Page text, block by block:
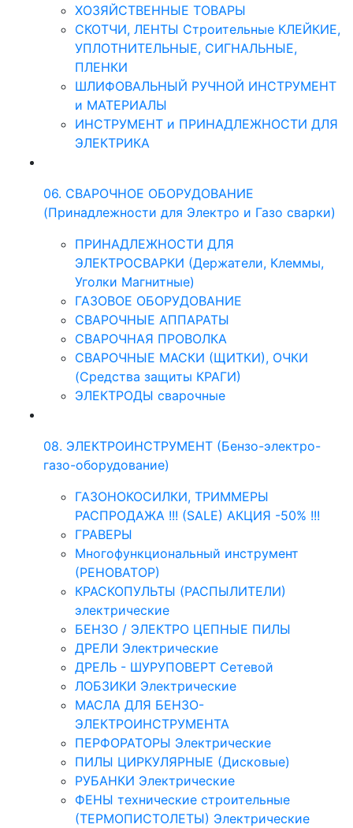
ХОЗЯЙСТВЕННЫЕ ТОВАРЫ
СКОТЧИ, ЛЕНТЫ Строительные КЛЕЙКИЕ,
УПЛОТНИТЕЛЬНЫЕ, СИГНАЛЬНЫЕ,
ПЛЕНКИ
ШЛИФОВАЛЬНЫЙ РУЧНОЙ ИНСТРУМЕНТ
и МАТЕРИАЛЫ
ИНСТРУМЕНТ и ПРИНАДЛЕЖНОСТИ ДЛЯ
ЭЛЕКТРИКА
06. СВАРОЧНОЕ ОБОРУДОВАНИЕ
(Принадлежности для Электро и Газо сварки)
ПРИНАДЛЕЖНОСТИ ДЛЯ
ЭЛЕКТРОСВАРКИ (Держатели, Клеммы,
Уголки Магнитные)
ГАЗОВОЕ ОБОРУДОВАНИЕ
СВАРОЧНЫЕ АППАРАТЫ
СВАРОЧНАЯ ПРОВОЛКА
СВАРОЧНЫЕ МАСКИ (ЩИТКИ), ОЧКИ
(Средства защиты КРАГИ)
ЭЛЕКТРОДЫ сварочные
08. ЭЛЕКТРОИНСТРУМЕНТ (Бензо-электро-
газо-оборудование)
ГАЗОНОКОСИЛКИ, ТРИММЕРЫ
РАСПРОДАЖА !!! (SALE) АКЦИЯ -50% !!!
ГРАВЕРЫ
Многофункциональный инструмент
(РЕНОВАТОР)
КРАСКОПУЛЬТЫ (РАСПЫЛИТЕЛИ)
электрические
БЕНЗО / ЭЛЕКТРО ЦЕПНЫЕ ПИЛЫ
ДРЕЛИ Электрические
ДРЕЛЬ - ШУРУПОВЕРТ Сетевой
ЛОБЗИКИ Электрические
МАСЛА ДЛЯ БЕНЗО-
ЭЛЕКТРОИНСТРУМЕНТА
ПЕРФОРАТОРЫ Электрические
ПИЛЫ ЦИРКУЛЯРНЫЕ (Дисковые)
РУБАНКИ Электрические
ФЕНЫ технические строительные
(ТЕРМОПИСТОЛЕТЫ) Электрические